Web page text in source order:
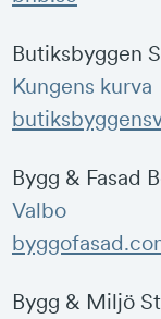
Butiksbyggen
Kungens kurva
Bygg & Fasad
Valbo
Bygg & Miljö